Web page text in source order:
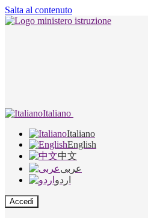
Salta al contenuto
Italiano
Italiano
English
中文
عربى
اردو
Accedi